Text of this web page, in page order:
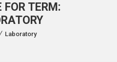
FOR TERM:
Laboratory